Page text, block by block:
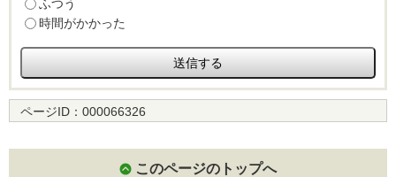
ふつう
時間がかかった
ページID： 000066326
このページのトップへ